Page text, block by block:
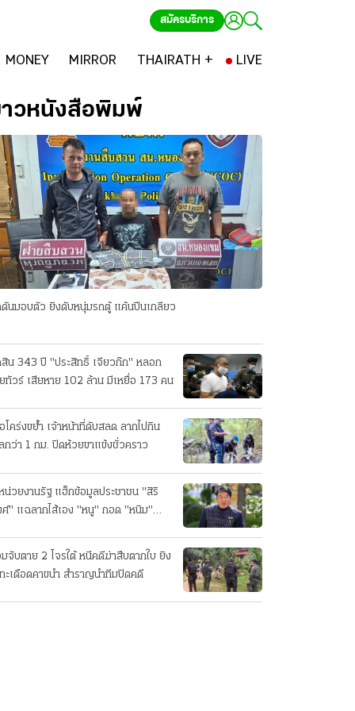
สมัครบริการ
MONEY MIRROR THAIRATH + LIVE
วหนังสือพิมพ์
นมอบตัว ยิงดับหนุ่มรถตู้ แค้นปีนเกลียว
น 343 ปี "ประสิทธิ์ เจียวก๊ก" หลอก
ทัวร์ เสียหาย 102 ล้าน มีเหยื่อ 173 คน
โคร่งขย้ำ เจ้าหน้าที่ดับสลด ลากไปกิน
กว่า 1 กม. ปิดห้วยขาแข้งชั่วคราว
น่วยงานรัฐ แฮ็กข้อมูลประชาชน "สิริ
" แฉลากไส้เอง "หนู" กอด "หนิม"
จับตาย 2 โจรใต้ หนีคดีฆ่าสืบตากใบ ยิง
ะเดือดคาขนำ สำราญนำทีมปิดคดี